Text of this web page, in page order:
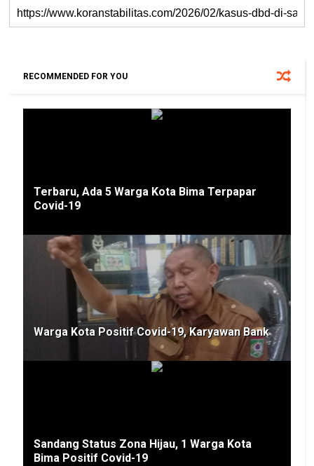
RECOMMENDED FOR YOU
Terbaru, Ada 5 Warga Kota Bima Terpapar
Covid-19
Warga Kota Positif Covid-19, Karyawan Bank
Sandang Status Zona Hijau, 1 Warga Kota
Bima Positif Covid-19